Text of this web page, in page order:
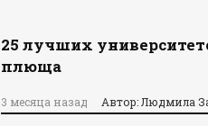
25 лучших
плюща
3 месяца назад Автор: Людмила